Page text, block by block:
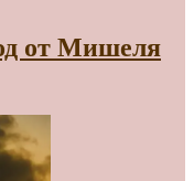
от Мишеля